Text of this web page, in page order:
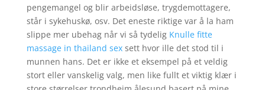
pengemangel og blir arbeidsløse, trygdemottagere,
står i sykehuskø, osv. Det eneste riktige var å la ham
slippe mer ubehag når vi så tydelig Knulle fitte
massage in thailand sexsett hvor ille det stod til i
munnen hans. Det er ikke et eksempel på et veldig
stort eller vanskelig valg, men like fullt et viktig klær i